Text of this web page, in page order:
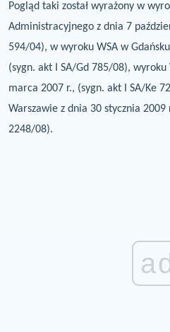
Pogląd taki został wyrażony w
Administracyjnego z dnia 7
594/04), w wyroku WSA w
(sygn. akt I SA/Gd 785/08), wyroku
marca 2007 r., (sygn. akt I SA/Ke
Warszawie z dnia 30 stycznia 2009
2248/08).